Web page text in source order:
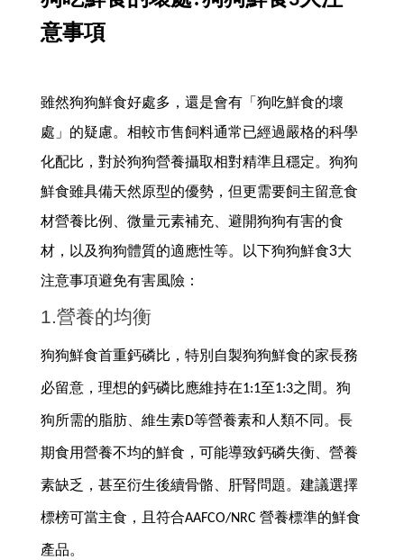
意事項
雖然狗狗鮮食好處多，還是會有「狗吃鮮食的壞
處」的疑慮。相較市售飼料通常已經過嚴格的科學
化配比，對於狗狗營養攝取相對精準且穩定。狗狗
鮮食雖具備天然原型的優勢，但更需要飼主留意食
材營養比例、微量元素補充、避開狗狗有害的食
材，以及狗狗體質的適應性等。以下狗狗鮮食3大
注意事項避免有害風險：
1.營養的均衡
狗狗鮮食首重鈣磷比，特別自製狗狗鮮食的家長務
必留意，理想的鈣磷比應維持在1:1至1:3之間。狗
狗所需的脂肪、維生素D等營養素和人類不同。長
期食用營養不均的鮮食，可能導致鈣磷失衡、營養
素缺乏，甚至衍生後續骨骼、肝腎問題。建議選擇
標榜可當主食，且符合AAFCO/NRC 營養標準的鮮食
產品。